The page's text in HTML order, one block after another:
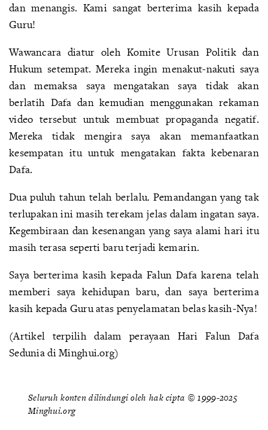
dan menangis. Kami sangat berterima kasih kepada
Guru!
Wawancara diatur oleh Komite Urusan Politik dan
Hukum setempat. Mereka ingin menakut-nakuti saya
dan memaksa saya mengatakan saya tidak akan
berlatih Dafa dan kemudian menggunakan rekaman
video tersebut untuk membuat propaganda negatif.
Mereka tidak mengira saya akan memanfaatkan
kesempatan itu untuk mengatakan fakta kebenaran
Dafa.
Dua puluh tahun telah berlalu. Pemandangan yang tak
terlupakan ini masih terekam jelas dalam ingatan saya.
Kegembiraan dan kesenangan yang saya alami hari itu
masih terasa seperti baru terjadi kemarin.
Saya berterima kasih kepada Falun Dafa karena telah
memberi saya kehidupan baru, dan saya berterima
kasih kepada Guru atas penyelamatan belas kasih-Nya!
(Artikel terpilih dalam perayaan Hari Falun Dafa
Sedunia di Minghui.org)
Seluruh konten dilindungi oleh hak cipta © 1999-2025
Minghui.org